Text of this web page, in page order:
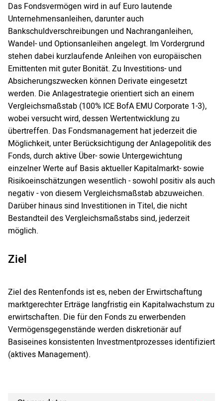
Das Fondsvermögen wird in auf Euro lautende
Unternehmensanleihen, darunter auch
Bankschuldverschreibungen und Nachranganleihen,
Wandel- und Optionsanleihen angelegt. Im Vordergrund
stehen dabei kurzlaufende Anleihen von europäischen
Emittenten mit guter Bonität. Zu Investitions- und
Absicherungszwecken können Derivate eingesetzt
werden. Die Anlagestrategie orientiert sich an einem
Vergleichsmaßstab (100% ICE BofA EMU Corporate 1-3),
wobei versucht wird, dessen Wertentwicklung zu
übertreffen. Das Fondsmanagement hat jederzeit die
Möglichkeit, unter Berücksichtigung der Anlagepolitik des
Fonds, durch aktive Über- sowie Untergewichtung
einzelner Werte auf Basis aktueller Kapitalmarkt- sowie
Risikoeinschätzungen wesentlich - sowohl positiv als auch
negativ - von diesem Vergleichsmaßstab abzuweichen.
Darüber hinaus sind Investitionen in Titel, die nicht
Bestandteil des Vergleichsmaßstabs sind, jederzeit
möglich.
Ziel
Ziel des Rentenfonds ist es, neben der Erwirtschaftung
marktgerechter Erträge langfristig ein Kapitalwachstum zu
erwirtschaften. Die für den Fonds zu erwerbenden
Vermögensgegenstände werden diskretionär auf
Basiseines konsistenten Investmentprozesses identifiziert
(aktives Management).